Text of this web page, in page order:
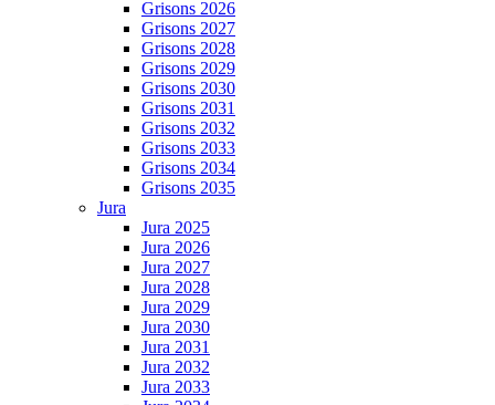
Grisons 2026
Grisons 2027
Grisons 2028
Grisons 2029
Grisons 2030
Grisons 2031
Grisons 2032
Grisons 2033
Grisons 2034
Grisons 2035
Jura
Jura 2025
Jura 2026
Jura 2027
Jura 2028
Jura 2029
Jura 2030
Jura 2031
Jura 2032
Jura 2033